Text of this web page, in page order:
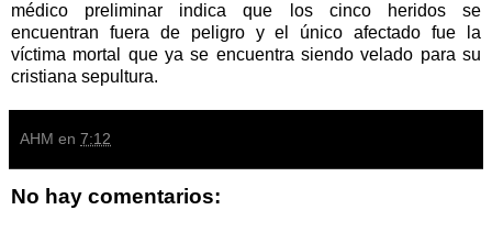
médico preliminar indica que los cinco heridos se
encuentran fuera de peligro y el único afectado fue la
víctima mortal que ya se encuentra siendo velado para su
cristiana sepultura.
AHM en 7:12
No hay comentarios: